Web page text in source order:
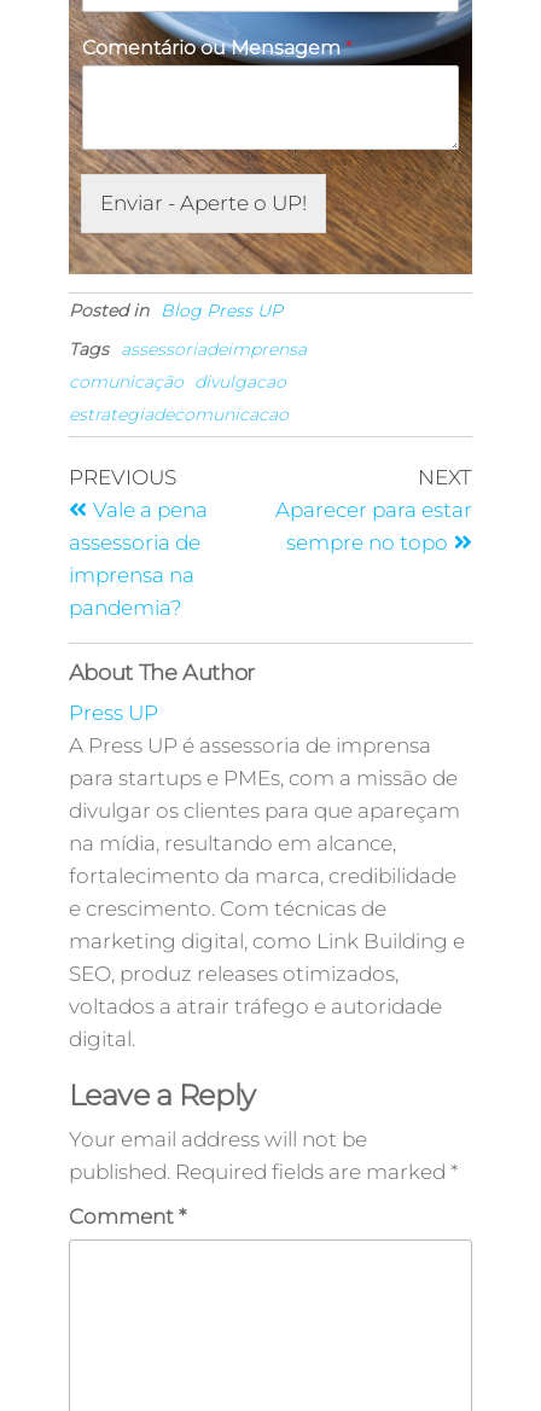
Comentário ou Mensagem*
Enviar - Aperte o UP!
Posted in
Blog Press UP
Tags
assessoriadeimprensa
comunicação divulgacao
estrategiadecomunicacao
PREVIOUS
Vale a pena
assessoria de
imprensa na
pandemia?
NEXT
Aparecer para estar
sempre no topo
About The Author
Press UP
A Press UP é assessoria de imprensa
para startups e PMEs, com a missão de
divulgar os clientes para que apareçam
na mídia, resultando em alcance,
fortalecimento da marca, credibilidade
e crescimento. Com técnicas de
marketing digital, como Link Building e
SEO, produz releases otimizados,
voltados a atrair tráfego e autoridade
digital.
Leave a Reply
Your email address will not be
published. Required fields are marked *
Comment *